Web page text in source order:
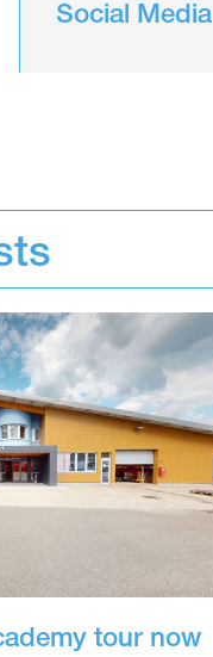
Social Media
tour now